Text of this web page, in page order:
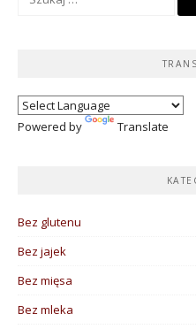
Powered by Translate
Bez glutenu
Bez jajek
Bez mięsa
Bez mleka